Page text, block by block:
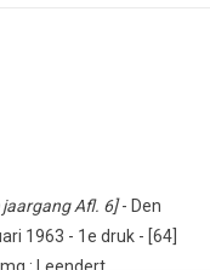
jaargang Afl. 6]- Den
1963 - 1e druk - [64]